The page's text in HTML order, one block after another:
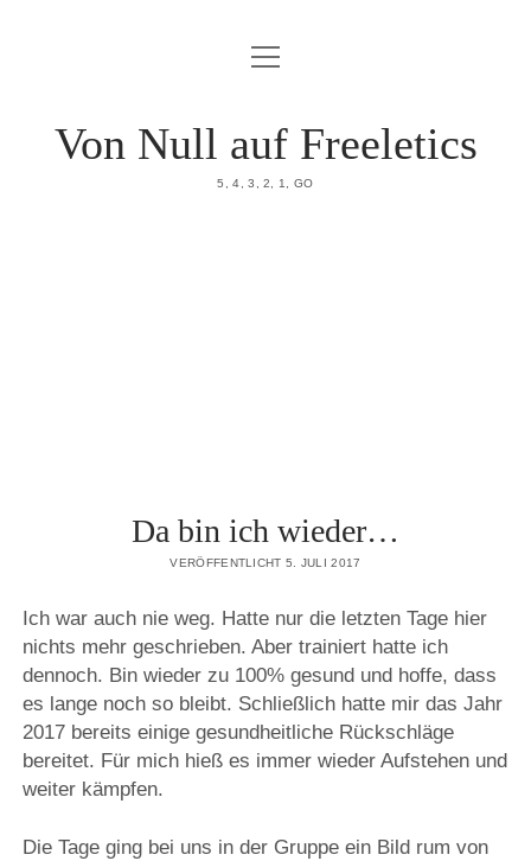
HOME
Menü
öffnen
Von Null auf Freeletics
5, 4, 3, 2, 1, GO
Da bin ich wieder…
VERÖFFENTLICHT 5. JULI 2017
Ich war auch nie weg. Hatte nur die letzten Tage hier
nichts mehr geschrieben. Aber trainiert hatte ich
dennoch. Bin wieder zu 100% gesund und hoffe, dass
es lange noch so bleibt. Schließlich hatte mir das Jahr
2017 bereits einige gesundheitliche Rückschläge
bereitet. Für mich hieß es immer wieder Aufstehen und
weiter kämpfen.
Die Tage ging bei uns in der Gruppe ein Bild rum von